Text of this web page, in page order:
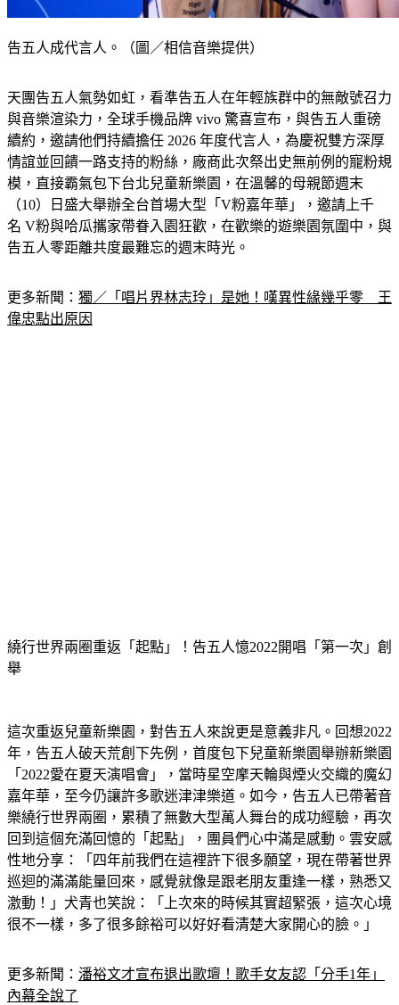
告五人成代言人。（圖／相信音樂提供）
天團告五人氣勢如虹，看準告五人在年輕族群中的無敵號召力
與音樂渲染力，全球手機品牌 vivo 驚喜宣布，與告五人重磅
續約，邀請他們持續擔任 2026 年度代言人，為慶祝雙方深厚
情誼並回饋一路支持的粉絲，廠商此次祭出史無前例的寵粉規
模，直接霸氣包下台北兒童新樂園，在溫馨的母親節週末
（10）日盛大舉辦全台首場大型「V粉嘉年華」，邀請上千
名 V粉與哈瓜攜家帶眷入園狂歡，在歡樂的遊樂園氛圍中，與
告五人零距離共度最難忘的週末時光。
更多新聞： 獨／「唱片界林志玲」是她！嘆異性緣幾乎零　王
偉忠點出原因
繞行世界兩圈重返「起點」！告五人憶2022開唱「第一次」創
舉
這次重返兒童新樂園，對告五人來說更是意義非凡。回想2022
年，告五人破天荒創下先例，首度包下兒童新樂園舉辦新樂園
「2022愛在夏天演唱會」，當時星空摩天輪與煙火交織的魔幻
嘉年華，至今仍讓許多歌迷津津樂道。如今，告五人已帶著音
樂繞行世界兩圈，累積了無數大型萬人舞台的成功經驗，再次
回到這個充滿回憶的「起點」，團員們心中滿是感動。雲安感
性地分享：「四年前我們在這裡許下很多願望，現在帶著世界
巡迴的滿滿能量回來，感覺就像是跟老朋友重逢一樣，熟悉又
激動！」犬青也笑說：「上次來的時候其實超緊張，這次心境
很不一樣，多了很多餘裕可以好好看清楚大家開心的臉。」
更多新聞： 潘裕文才宣布退出歌壇！歌手女友認「分手1年」
內幕全說了